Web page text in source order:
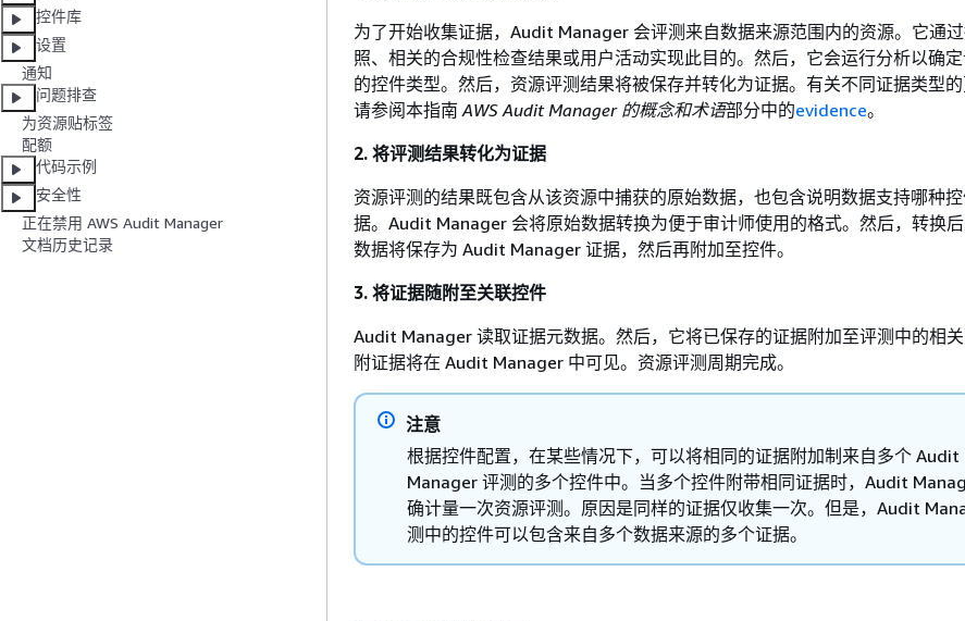
控件库
设置
通知
问题排查
为资源贴标签
配额
代码示例
安全性
正在禁用 AWS Audit Manager
文档历史记录
为了开始收集证据，Audit Manager 会评测来自数据来源范围内的资源。它通
照、相关的合规性检查结果或用户活动实现此目的。然后，它会运行分析以确
的控件类型。然后，资源评测结果将被保存并转化为证据。有关不同证据类型的
请参阅本指南AWS Audit Manager 的概念和术语部分中的evidence。
2. 将评测结果转化为证据
资源评测的结果既包含从该资源中捕获的原始数据，也包含说明数据支持哪种
据。Audit Manager 会将原始数据转换为便于审计师使用的格式。然后，转换
数据将保存为 Audit Manager 证据，然后再附加至控件。
3. 将证据随附至关联控件
Audit Manager 读取证据元数据。然后，它将已保存的证据附加至评测中的相
附证据将在 Audit Manager 中可见。资源评测周期完成。
注意
根据控件配置，在某些情况下，可以将相同的证据附加制来自多个 Audit
Manager 评测的多个控件中。当多个控件附带相同证据时，Audit
确计量一次资源评测。原因是同样的证据仅收集一次。但是，Audit
测中的控件可以包含来自多个数据来源的多个证据。